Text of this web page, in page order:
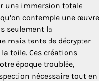
une immersion totale
contemple une œuvre
seulement la
mais tente de décrypter
toile. Ces créations
époque troublée,
nécessaire tout en